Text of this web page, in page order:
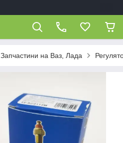
Запчастини на Ваз, Лада